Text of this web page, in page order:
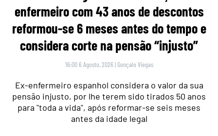
enfermeiro com 43 anos de descontos
reformou-se 6 meses antes do tempo e
considera corte na pensão “injusto”
16:00 6 Agosto, 2026 | Gonçalo Viegas
Ex-enfermeiro espanhol considera o valor da sua
pensão injusto, por lhe terem sido tirados 50 anos
para "toda a vida", após reformar-se seis meses
antes da idade legal